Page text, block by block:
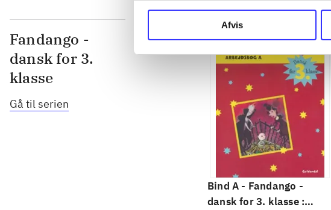
Afvis
Fandango -
dansk for 3.
klasse
Gå til serien
Bind A - Fandango -
dansk for 3. klasse :